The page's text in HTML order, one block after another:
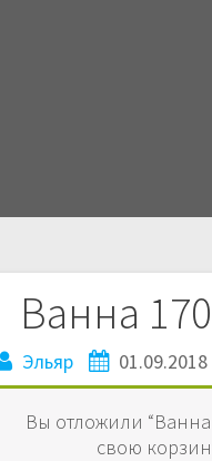
Ванна
Эльяр 01.09.2018
Вы отложили “Ванна
свою